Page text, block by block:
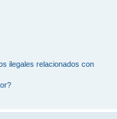
ilegales relacionados con